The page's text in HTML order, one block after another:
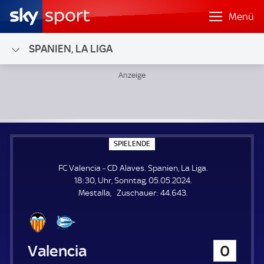
Menü
SPANIEN, LA LIGA
SPIELENDE
P
E
L
E
N
FC Valencia - CD Alaves. Spanien, La Liga.
18:30, Uhr, Sonntag, 05.05.2024.
Mestalla
Zuschauer: Z
44.643.
FC Valencia
0